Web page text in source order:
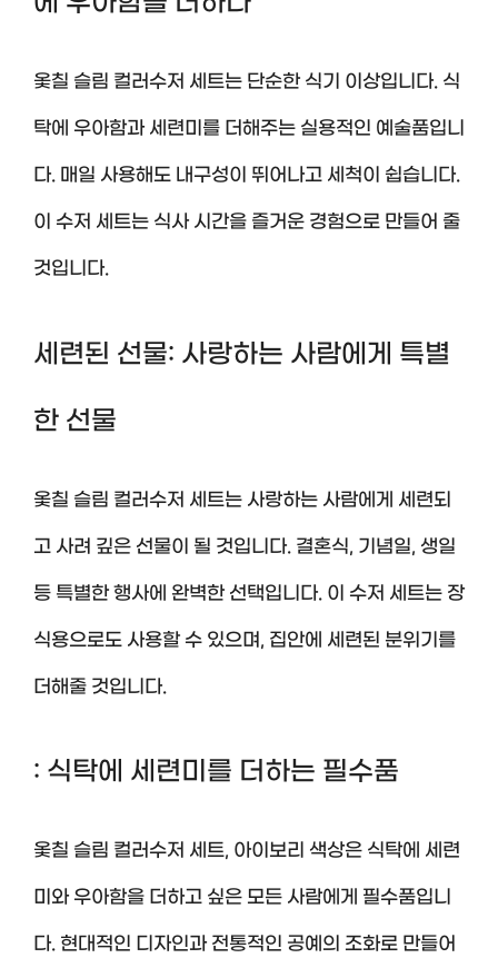
옻칠 슬림 컬러수저 세트는 단순한 식기 이상입니다. 식
탁에 우아함과 세련미를 더해주는 실용적인 예술품입니
다. 매일 사용해도 내구성이 뛰어나고 세척이 쉽습니다.
이 수저 세트는 식사 시간을 즐거운 경험으로 만들어 줄
것입니다.
세련된 선물: 사랑하는 사람에게 특별
한 선물
옻칠 슬림 컬러수저 세트는 사랑하는 사람에게 세련되
고 사려 깊은 선물이 될 것입니다. 결혼식, 기념일, 생일
등 특별한 행사에 완벽한 선택입니다. 이 수저 세트는 장
식용으로도 사용할 수 있으며, 집안에 세련된 분위기를
더해줄 것입니다.
: 식탁에 세련미를 더하는 필수품
옻칠 슬림 컬러수저 세트, 아이보리 색상은 식탁에 세련
미와 우아함을 더하고 싶은 모든 사람에게 필수품입니
다. 현대적인 디자인과 전통적인 공예의 조화로 만들어